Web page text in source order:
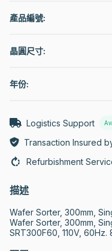
產品編號:
晶圓尺寸:
年份:
Logistics Support
Transaction Insured
Refurbishment
描述
Wafer Sorter, 300mm,
Wafer Sorter, 300mm,
SRT300F60, 110V,